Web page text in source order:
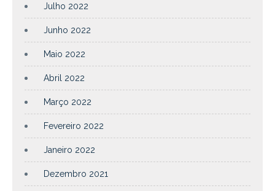
Julho 2022
Junho 2022
Maio 2022
Abril 2022
Março 2022
Fevereiro 2022
Janeiro 2022
Dezembro 2021